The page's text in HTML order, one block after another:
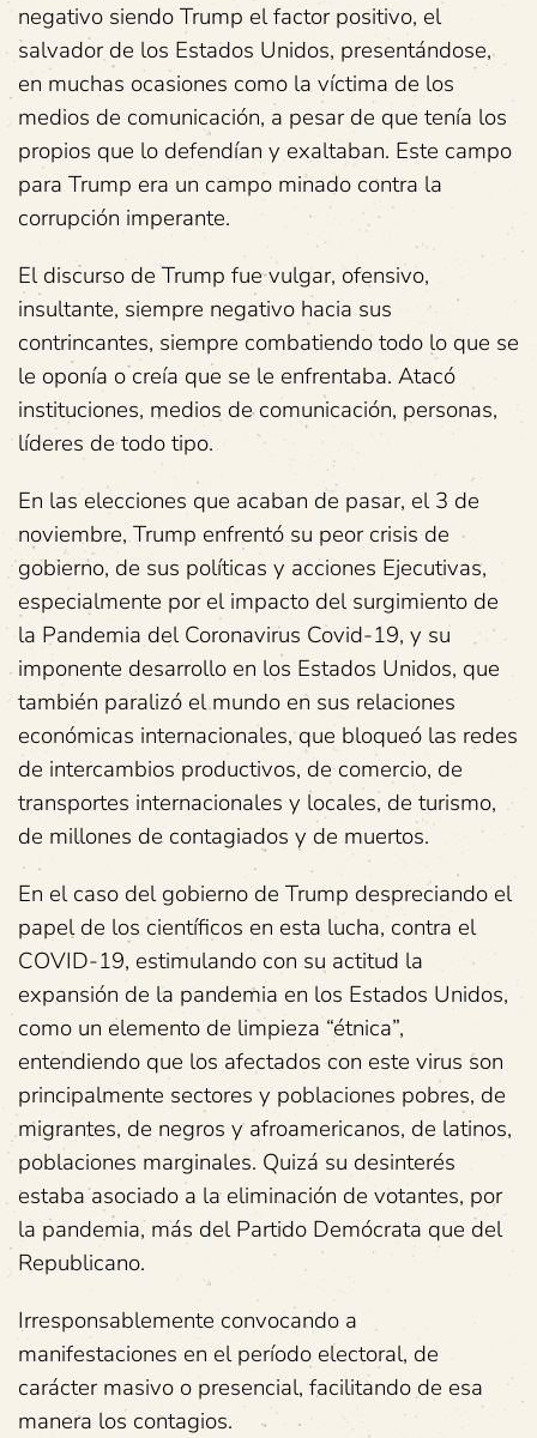
negativo siendo Trump el factor positivo, el
salvador de los Estados Unidos, presentándose,
en muchas ocasiones como la víctima de los
medios de comunicación, a pesar de que tenía los
propios que lo defendían y exaltaban. Este campo
para Trump era un campo minado contra la
corrupción imperante.
El discurso de Trump fue vulgar, ofensivo,
insultante, siempre negativo hacia sus
contrincantes, siempre combatiendo todo lo que se
le oponía o creía que se le enfrentaba. Atacó
instituciones, medios de comunicación, personas,
líderes de todo tipo.
En las elecciones que acaban de pasar, el 3 de
noviembre, Trump enfrentó su peor crisis de
gobierno, de sus políticas y acciones Ejecutivas,
especialmente por el impacto del surgimiento de
la Pandemia del Coronavirus Covid-19, y su
imponente desarrollo en los Estados Unidos, que
también paralizó el mundo en sus relaciones
económicas internacionales, que bloqueó las redes
de intercambios productivos, de comercio, de
transportes internacionales y locales, de turismo,
de millones de contagiados y de muertos.
En el caso del gobierno de Trump despreciando el
papel de los científicos en esta lucha, contra el
COVID-19, estimulando con su actitud la
expansión de la pandemia en los Estados Unidos,
como un elemento de limpieza “étnica”,
entendiendo que los afectados con este virus son
principalmente sectores y poblaciones pobres, de
migrantes, de negros y afroamericanos, de latinos,
poblaciones marginales. Quizá su desinterés
estaba asociado a la eliminación de votantes, por
la pandemia, más del Partido Demócrata que del
Republicano.
Irresponsablemente convocando a
manifestaciones en el período electoral, de
carácter masivo o presencial, facilitando de esa
manera los contagios.